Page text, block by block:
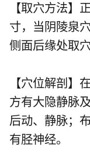
【取穴方法】
寸，当阴陵泉
侧面后缘处取穴
【穴位解剖】
方有大隐静脉
后动、静脉；
有胫神经。